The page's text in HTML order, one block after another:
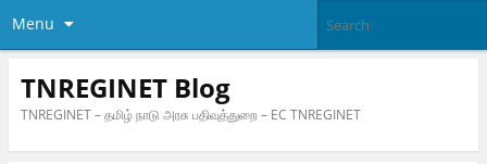
Menu
TNREGINET Blog
TNREGINET – தமிழ் நாடு அரசு பதிவுத்துறை – EC TNREGINET